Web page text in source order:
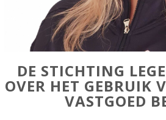
DE STICHTING
OVER HET GEBRUIK
VASTGOED